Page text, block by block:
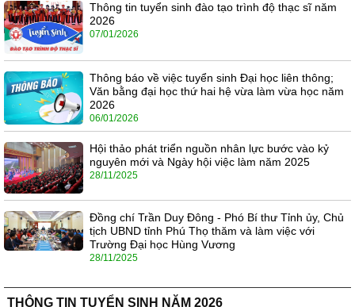
Thông tin tuyển sinh đào tạo trình độ thạc sĩ năm
2026
07/01/2026
Thông báo về việc tuyển sinh Đại học liên thông;
Văn bằng đại học thứ hai hệ vừa làm vừa học năm
2026
06/01/2026
Hội thảo phát triển nguồn nhân lực bước vào kỷ
nguyên mới và Ngày hội việc làm năm 2025
28/11/2025
Đồng chí Trần Duy Đông - Phó Bí thư Tỉnh ủy, Chủ
tịch UBND tỉnh Phú Thọ thăm và làm việc với
Trường Đại học Hùng Vương
28/11/2025
THÔNG TIN TUYỂN SINH NĂM 2026